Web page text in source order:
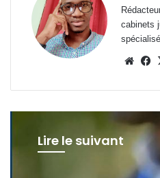
cabinets
Lire le suivant